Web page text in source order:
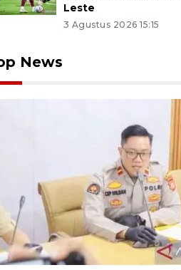
Leste
3 Agustus 2026 15:15
News